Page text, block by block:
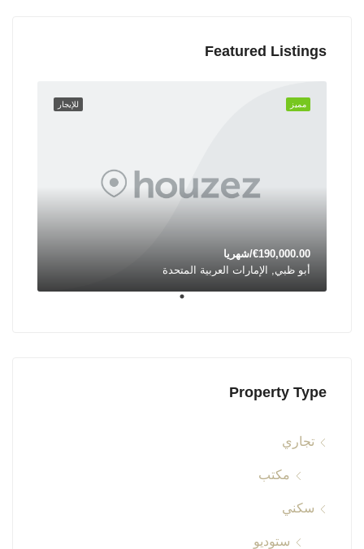
Featured Listings
للإيجار مميز
€190,000.00/شهريا
أبو ظبي, الإمارات العربية المتحدة
Property Type
تجاري
مكتب
سكني
ستوديو